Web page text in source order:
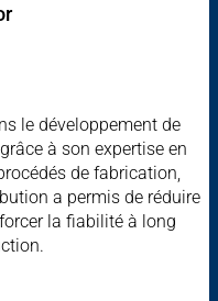
le développement de
à son expertise en
de fabrication,
a permis de réduire
la fiabilité à long